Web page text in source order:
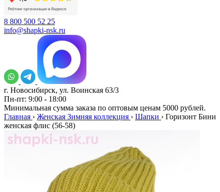
8 800 500 52 25
info@shapki-nsk.ru
г. Новосибирск, ул. Воинская 63/3
Пн-пт: 9:00 - 18:00
Минимальная сумма заказа по оптовым ценам 5000 рублей.
Главная › Женская Зимняя коллекция › Шапки › Горизонт Бини
женская флис (56-58)